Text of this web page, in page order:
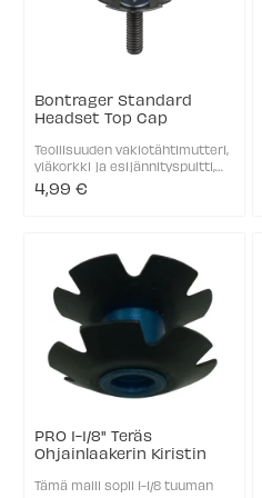
Bontrager Standard
Headset Top Cap
Teollisuuden vakiotähtimutteri,
yläkorkki ja esijännityspultti,
joka sopii käytettäväksi mihin
tahansa haarukkaan, jossa on
4,99 €
PRO 1-1/8" Teräs
Ohjainlaakerin Kiristin
Tämä malli sopii 1-1/8 tuuman